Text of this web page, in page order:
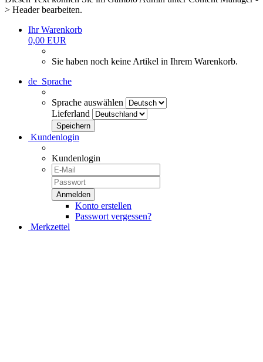
> Header bearbeiten.
Ihr Warenkorb
0,00 EUR
Sie haben noch keine Artikel in Ihrem Warenkorb.
de Sprache
Sprache auswählen
Lieferland
Kundenlogin
Kundenlogin
Konto erstellen
Passwort vergessen?
Merkzettel